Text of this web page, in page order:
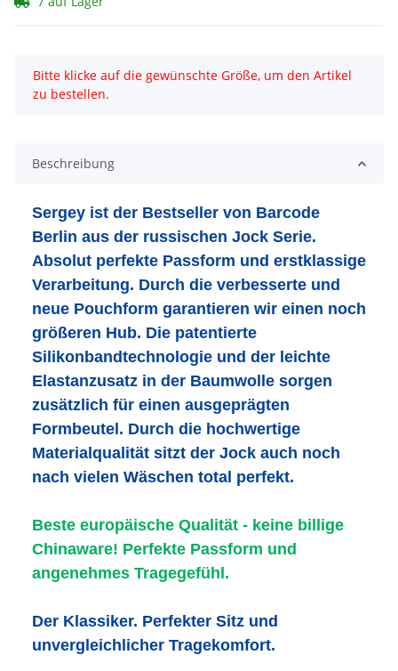
x
Bitte klicke auf die gewünschte Größe, um den Artikel
zu bestellen.
Beschreibung
Sergey ist der Bestseller von Barcode
Berlin aus der russischen Jock Serie.
Absolut perfekte Passform und erstklassige
Verarbeitung. Durch die verbesserte und
neue Pouchform garantieren wir einen noch
größeren Hub. Die patentierte
Silikonbandtechnologie und der leichte
Elastanzusatz in der Baumwolle sorgen
zusätzlich für einen ausgeprägten
Formbeutel. Durch die hochwertige
Materialqualität sitzt der Jock auch noch
nach vielen Wäschen total perfekt.
Beste europäische Qualität - keine billige
Chinaware! Perfekte Passform und
angenehmes Tragegefühl.
Der Klassiker. Perfekter Sitz und
unvergleichlicher Tragekomfort.